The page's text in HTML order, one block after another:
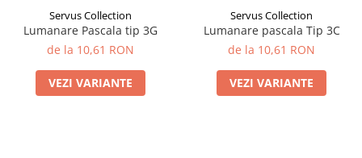
Servus Collection
Lumanare Pascala tip 3G
de la 10,61 RON
VEZI VARIANTE
Servus Collection
Lumanare pascala Tip 3C
de la 10,61 RON
VEZI VARIANTE